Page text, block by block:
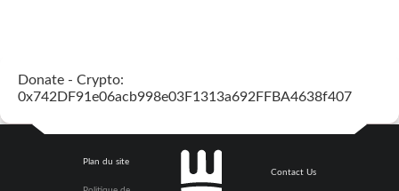
Donate - Crypto:
0x742DF91e06acb998e03F1313a692FFBA4638f407
Plan du site
Contact Us